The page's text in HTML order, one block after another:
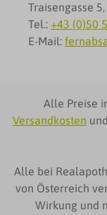
Traisengasse
Tel.: +43 (0)50
E-Mail:
Alle Preise
Versandkosten
Alle bei
von Österreich
Wirkung und